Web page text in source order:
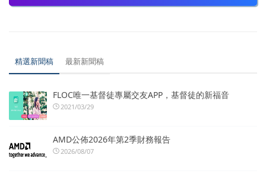
精選新聞稿 最新新聞稿
FLOC唯一基督徒專屬交友APP，基督徒的新福音
2021/03/29
AMD公佈2026年第2季財務報告
2026/08/07